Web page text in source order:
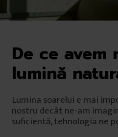
De ce avem
lumină
Lumina soarelui e mai
nostru decât ne-am
suficientă, tehnologia ne